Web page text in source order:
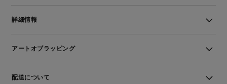
詳細情報
アートオブラッピング
配送について